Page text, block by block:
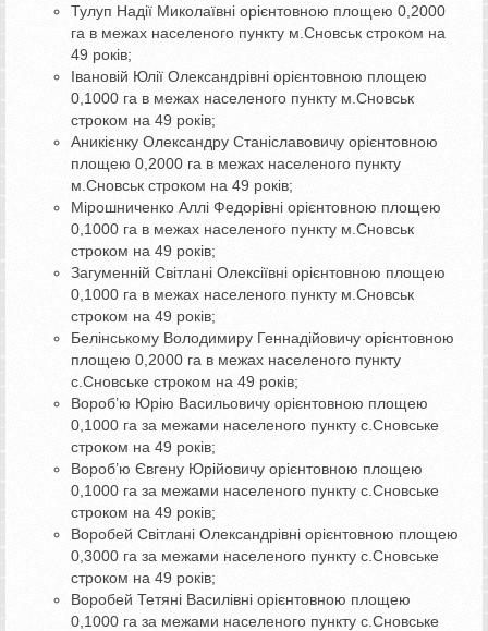
Тулуп Надії Миколаївні орієнтовною площею 0,2000
га в межах населеного пункту м.Сновськ строком на
49 років;
Івановій Юлії Олександрівні орієнтовною площею
0,1000 га в межах населеного пункту м.Сновськ
строком на 49 років;
Аникієнку Олександру Станіславовичу орієнтовною
площею 0,2000 га в межах населеного пункту
м.Сновськ строком на 49 років;
Мірошниченко Аллі Федорівні орієнтовною площею
0,1000 га в межах населеного пункту м.Сновськ
строком на 49 років;
Загуменній Світлані Олексіївні орієнтовною площею
0,1000 га в межах населеного пункту м.Сновськ
строком на 49 років;
Белінському Володимиру Геннадійовичу орієнтовною
площею 0,2000 га в межах населеного пункту
с.Сновське строком на 49 років;
Вороб’ю Юрію Васильовичу орієнтовною площею
0,1000 га за межами населеного пункту с.Сновське
строком на 49 років;
Вороб’ю Євгену Юрійовичу орієнтовною площею
0,1000 га за межами населеного пункту с.Сновське
строком на 49 років;
Воробей Світлані Олександрівні орієнтовною площею
0,3000 га за межами населеного пункту с.Сновське
строком на 49 років;
Воробей Тетяні Василівні орієнтовною площею
0,1000 га за межами населеного пункту с.Сновське